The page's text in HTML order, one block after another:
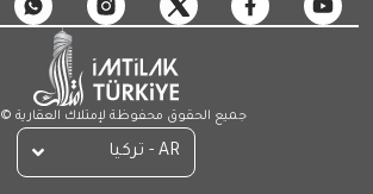
جميع الحقوق محفوظة لإمتلاك العقارية © 2026
AR - تركيا